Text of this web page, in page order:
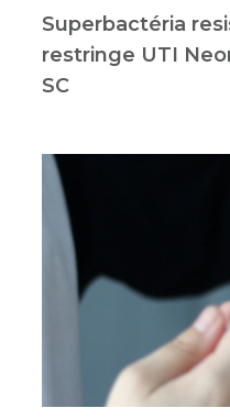
Superbactéria
restringe UTI
SC